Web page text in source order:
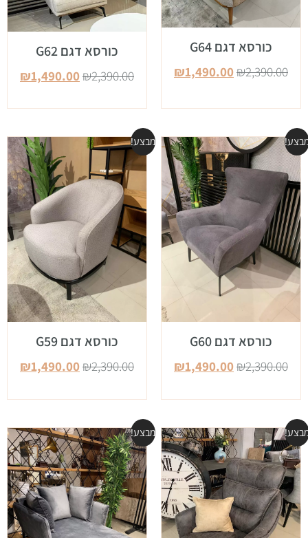
כורסא דגם G64
₪2,390.00
₪1,490.00
כורסא דגם G62
₪2,390.00
₪1,490.00
כורסא דגם G60
₪2,390.00
₪1,490.00
מבצע!
כורסא דגם G59
₪2,390.00
₪1,490.00
מבצע!